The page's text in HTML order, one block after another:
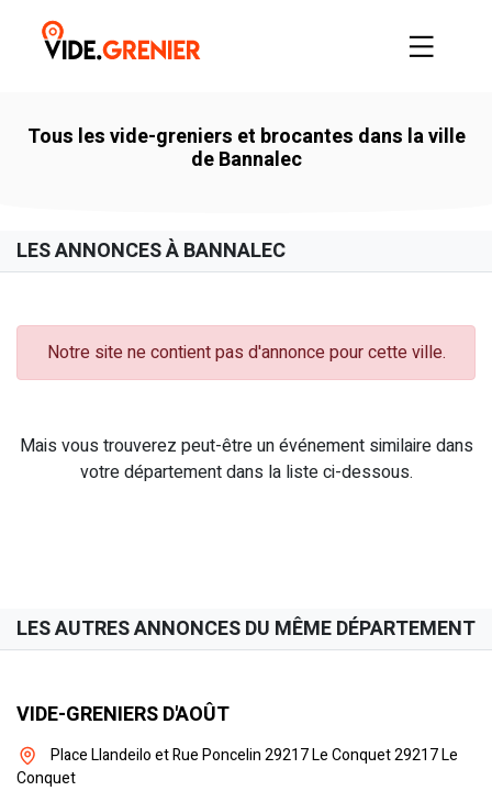
Tous les vide-greniers et brocantes dans la ville
de Bannalec
LES ANNONCES À BANNALEC
Notre site ne contient pas d'annonce pour cette ville.
Mais vous trouverez peut-être un événement similaire dans
votre département dans la liste ci-dessous.
LES AUTRES ANNONCES DU MÊME DÉPARTEMENT
VIDE-GRENIERS D'AOÛT
Place Llandeilo et Rue Poncelin 29217 Le Conquet 29217 Le
Conquet